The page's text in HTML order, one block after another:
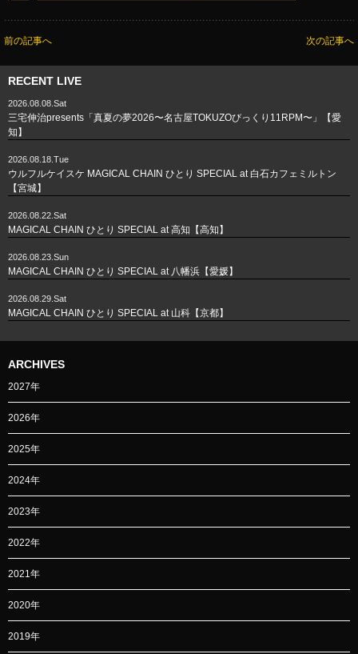
前の記事へ 次の記事へ
RECENT LIVE
2026.08.08.Sat
三宅伸治presents「真夏の夢2026〜名古屋TOKUZOびっくり11RPM〜」【愛
知】
2026.08.18.Tue
ウルフルケイスケ MAGICAL CHAIN ひとり SPECIAL at 白石カフェミルトン
【宮城】
2026.08.22.Sat
MAGICAL CHAIN ひとり SPECIAL at 高知【高知】
2026.08.23.Sun
MAGICAL CHAIN ひとり SPECIAL at 八幡浜【愛媛】
2026.08.29.Sat
MAGICAL CHAIN ひとり SPECIAL at 山科【京都】
ARCHIVES
2027年
2026年
2025年
2024年
2023年
2022年
2021年
2020年
2019年